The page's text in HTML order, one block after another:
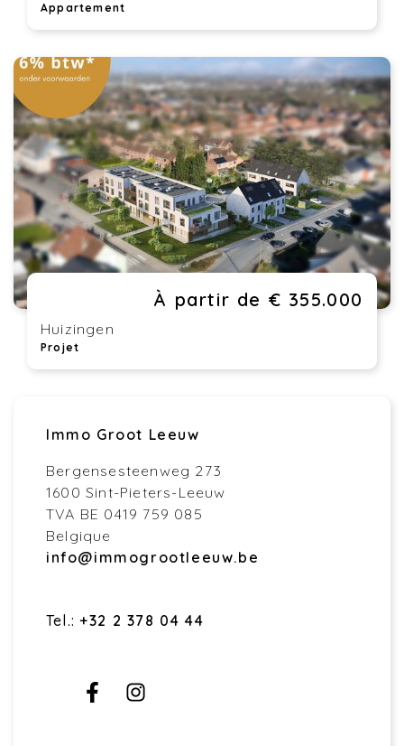
Appartement
À partir de € 355.000
Huizingen
Projet
Immo Groot Leeuw
Bergensesteenweg 273
1600 Sint-Pieters-Leeuw
TVA BE 0419 759 085
Belgique
info@immogrootleeuw.be
Tel.: +32 2 378 04 44